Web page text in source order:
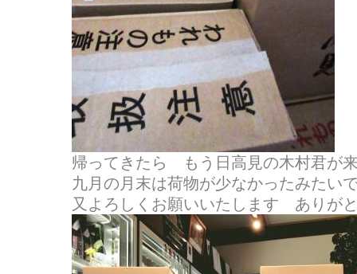
帰ってきたら もう日高見の木村君が
九月の月末は荷物が少なかったみたい
又よろしくお願いいたします ありが